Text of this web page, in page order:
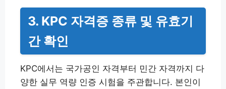
3. KPC 자격증 종류 및 유효기
간 확인
KPC에서는 국가공인 자격부터 민간 자격까지 다
양한 실무 역량 인증 시험을 주관합니다. 본인이